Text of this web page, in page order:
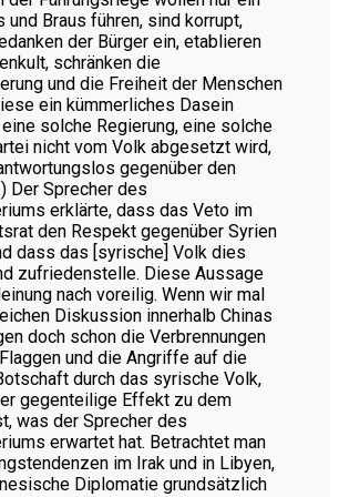
und Braus führen, sind korrupt,
der Bürger ein, etablieren
schränken die
und die Freiheit der Menschen
ein kümmerliches Dasein
solche Regierung, eine solche
nicht vom Volk abgesetzt wird,
gegenüber den
Der Sprecher des
erklärte, dass das Veto im
den Respekt gegenüber Syrien
dass das [syrische] Volk dies
zufriedenstelle. Diese Aussage
nach voreilig. Wenn wir mal
Diskussion innerhalb Chinas
doch schon die Verbrennungen
und die Angriffe auf die
durch das syrische Volk,
gegenteilige Effekt zu dem
was der Sprecher des
erwartet hat. Betrachtet man
im Irak und in Libyen,
Diplomatie grundsätzlich